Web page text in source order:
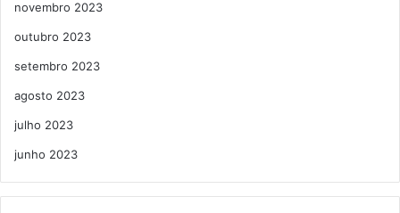
novembro 2023
outubro 2023
setembro 2023
agosto 2023
julho 2023
junho 2023